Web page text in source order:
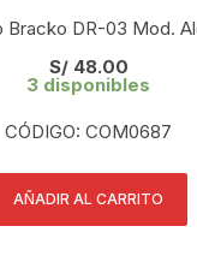
Bracko DR-03 Mod.
S/48.00
3 disponibles
CÓDIGO: COM0687
AÑADIR AL CARRITO